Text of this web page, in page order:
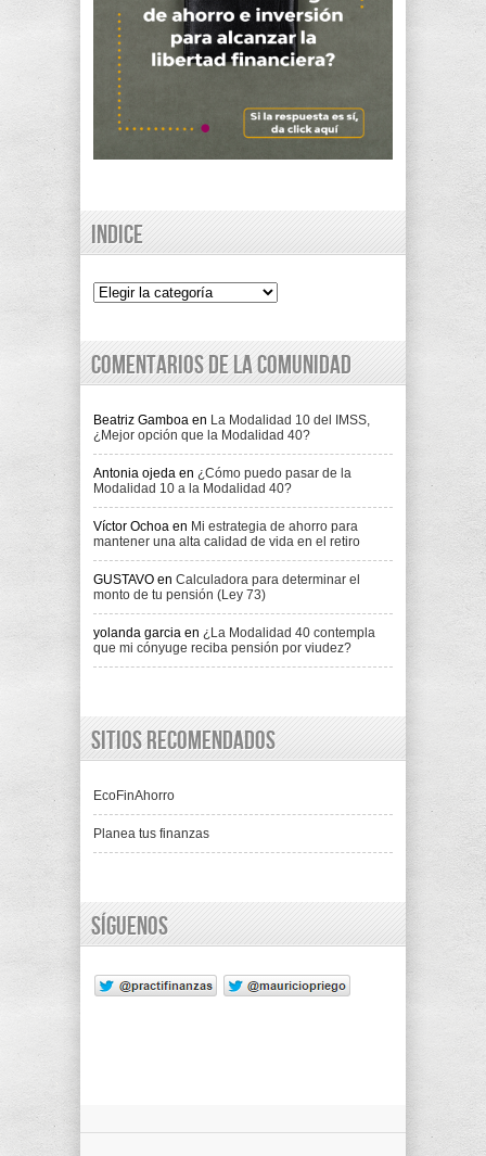
Indice
Indice
Comentarios de la comunidad
Beatriz Gamboa en La Modalidad 10 del IMSS,
¿Mejor opción que la Modalidad 40?
Antonia ojeda en ¿Cómo puedo pasar de la
Modalidad 10 a la Modalidad 40?
Víctor Ochoa en Mi estrategia de ahorro para
mantener una alta calidad de vida en el retiro
GUSTAVO en Calculadora para determinar el
monto de tu pensión (Ley 73)
yolanda garcia en ¿La Modalidad 40 contempla
que mi cónyuge reciba pensión por viudez?
Sitios recomendados
EcoFinAhorro
Planea tus finanzas
Síguenos